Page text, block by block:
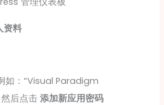
资料
如：“Visual Paradigm
后点击添加新应用密码